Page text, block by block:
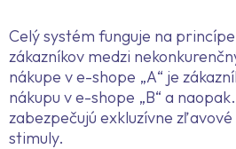
Celý systém funguje na
zákazníkov medzi
nákupe v e-shope „A“ je
nákupu v e-shope „B“ a
zabezpečujú exkluzívne
stimuly.